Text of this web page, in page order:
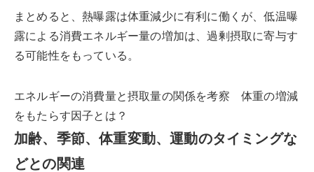
まとめると、熱曝露は体重減少に有利に働くが、低温曝
露による消費エネルギー量の増加は、過剰摂取に寄与す
る可能性をもっている。
エネルギーの消費量と摂取量の関係を考察 体重の増減
をもたらす因子とは？
加齢、季節、体重変動、運動のタイミングな
どとの関連